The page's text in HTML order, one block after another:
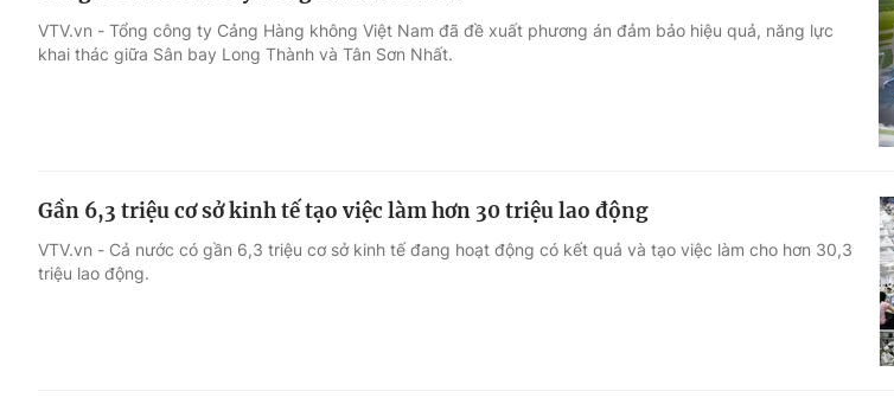
Thế giới đó đây
Thị trường
VTV.vn - Tổng công ty Cảng Hàng không Việt Nam đã đề xuất phương án đảm bảo hiệu quả, năng lực
khai thác giữa Sân bay Long Thành và Tân Sơn Nhất.
Gần 6,3 triệu cơ sở kinh tế tạo việc làm hơn 30 triệu lao động
VTV.vn - Cả nước có gần 6,3 triệu cơ sở kinh tế đang hoạt động có kết quả và tạo việc làm cho hơn 30,3
triệu lao động.